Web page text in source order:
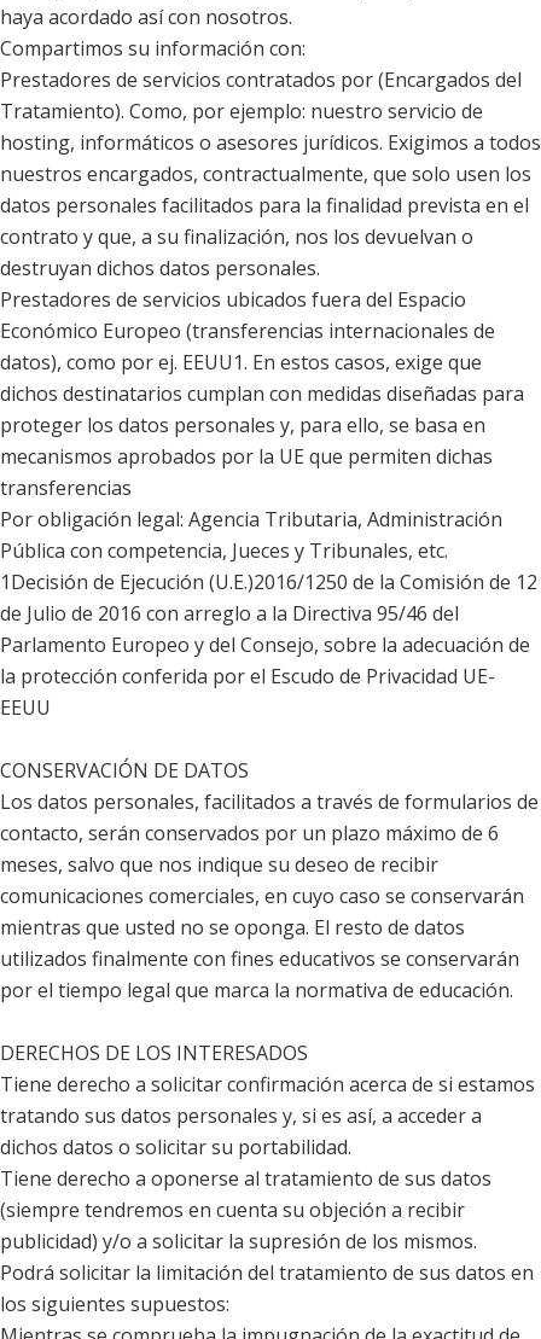
haya acordado así con nosotros.
Compartimos su información con:
Prestadores de servicios contratados por (Encargados del
Tratamiento). Como, por ejemplo: nuestro servicio de
hosting, informáticos o asesores jurídicos. Exigimos a todos
nuestros encargados, contractualmente, que solo usen los
datos personales facilitados para la finalidad prevista en el
contrato y que, a su finalización, nos los devuelvan o
destruyan dichos datos personales.
Prestadores de servicios ubicados fuera del Espacio
Económico Europeo (transferencias internacionales de
datos), como por ej. EEUU1. En estos casos, exige que
dichos destinatarios cumplan con medidas diseñadas para
proteger los datos personales y, para ello, se basa en
mecanismos aprobados por la UE que permiten dichas
transferencias
Por obligación legal: Agencia Tributaria, Administración
Pública con competencia, Jueces y Tribunales, etc.
1Decisión de Ejecución (U.E.)2016/1250 de la Comisión de 12
de Julio de 2016 con arreglo a la Directiva 95/46 del
Parlamento Europeo y del Consejo, sobre la adecuación de
la protección conferida por el Escudo de Privacidad UE-
EEUU
CONSERVACIÓN DE DATOS
Los datos personales, facilitados a través de formularios de
contacto, serán conservados por un plazo máximo de 6
meses, salvo que nos indique su deseo de recibir
comunicaciones comerciales, en cuyo caso se conservarán
mientras que usted no se oponga. El resto de datos
utilizados finalmente con fines educativos se conservarán
por el tiempo legal que marca la normativa de educación.
DERECHOS DE LOS INTERESADOS
Tiene derecho a solicitar confirmación acerca de si estamos
tratando sus datos personales y, si es así, a acceder a
dichos datos o solicitar su portabilidad.
Tiene derecho a oponerse al tratamiento de sus datos
(siempre tendremos en cuenta su objeción a recibir
publicidad) y/o a solicitar la supresión de los mismos.
Podrá solicitar la limitación del tratamiento de sus datos en
los siguientes supuestos: